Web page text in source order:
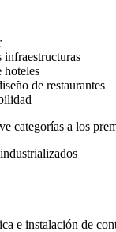
hoteles
de restaurantes
categorías a los
e instalación de